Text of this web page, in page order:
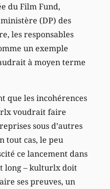
du Film Fund,
(DP) des
les responsables
un exemple
à moyen terme
que les incohérences
voudrait faire
sous d’autres
tout cas, le peu
ce lancement dans
long – kulturlx doit
ses preuves, un